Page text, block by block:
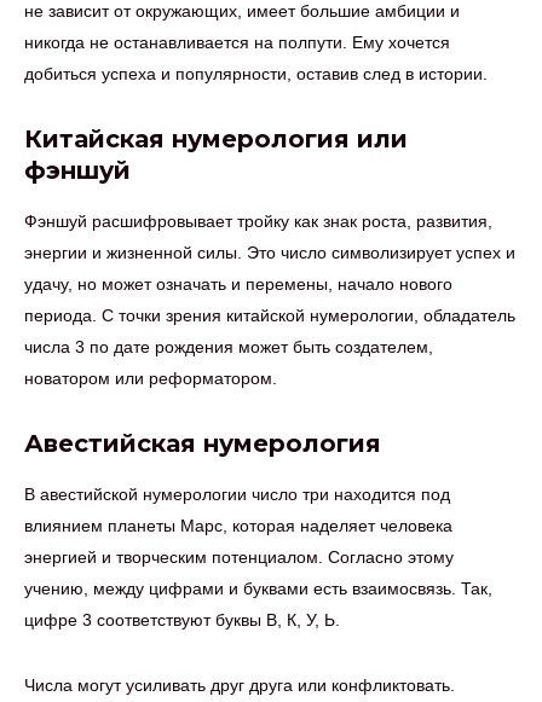
не зависит от окружающих, имеет большие амбиции и
никогда не останавливается на полпути. Ему хочется
добиться успеха и популярности, оставив след в истории.
Китайская нумерология или
фэншуй
Фэншуй расшифровывает тройку как знак роста, развития,
энергии и жизненной силы. Это число символизирует успех и
удачу, но может означать и перемены, начало нового
периода. С точки зрения китайской нумерологии, обладатель
числа 3 по дате рождения может быть создателем,
новатором или реформатором.
Авестийская нумерология
В авестийской нумерологии число три находится под
влиянием планеты Марс, которая наделяет человека
энергией и творческим потенциалом. Согласно этому
учению, между цифрами и буквами есть взаимосвязь. Так,
цифре 3 соответствуют буквы В, К, У, Ь.
Числа могут усиливать друг друга или конфликтовать.